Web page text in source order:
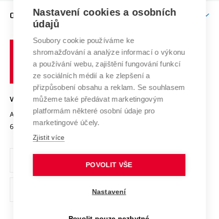
E-přihláška
Doktorské studium
Podpora podnikání
Mezinárodní vědecká rada
Systém zajišťování kvality výzkumu
Výzkumné infrastruktury
Transfer znalostí
Open Science
Projekty
Projekty ze strukturálních fondů
Specifický výzkum
Zahraniční spolupráce
Spolupráce se školami
Služby univerzity
Mezinárodní dohody
Univerzitní sítě
O UNIVERZITĚ
Profil univerzity
Udržitelná univerzita
Podnikavá univerzita / ContriBUTe
Bezpečná univerzita
Vyznamenání
Organizační struktura
Ochrana osobních údajů
odkaz)
učení
technické
VYSOKÉ UČENÍ TECHNICKÉ V BRNĚ
Antonínská 548/1
602 00 Brno
www.vut.cz
vut@vutbr.cz
Nastavení cookies a osobních
údajů
Soubory cookie používáme ke
shromažďování a analýze informací o výkonu
a používání webu, zajištění fungování funkcí
ze sociálních médií a ke zlepšení a
přizpůsobení obsahu a reklam. Se souhlasem
můžeme také předávat marketingovým
platformám některé osobní údaje pro
marketingové účely.
Zjistit více
POVOLIT VŠE
Nastavení